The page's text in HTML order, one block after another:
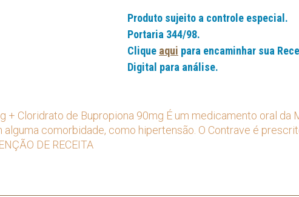
Produto sujeito a controle especial.
Portaria 344/98.
Clique aqui para encaminhar sua
Digital para análise.
+ Cloridrato de Bupropiona 90mg É um medicamento oral
comorbidade, como hipertensão. O Contrave é
DE RECEITA